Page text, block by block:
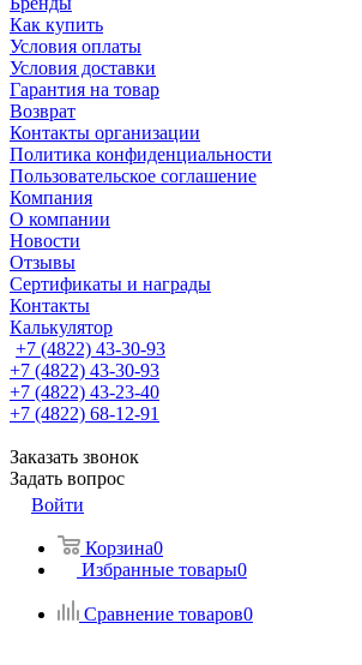
Как купить
Условия оплаты
Условия доставки
Гарантия на товар
Возврат
Контакты организации
Политика конфиденциальности
Пользовательское соглашение
Компания
О компании
Новости
Отзывы
Сертификаты и награды
Контакты
Калькулятор
+7 (4822) 43-30-93
+7 (4822) 43-30-93
+7 (4822) 43-23-40
+7 (4822) 68-12-91
Заказать звонок
Задать вопрос
Войти
Корзина0
Избранные товары0
Сравнение товаров0